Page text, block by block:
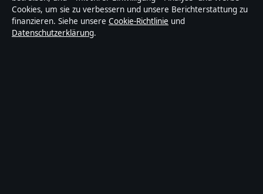
Technik und Gesellschaft in Deutschland. Jeder Artikel
trägt eine Byline, wird von einem Redakteur geprüft
und vor der Veröffentlichung faktengecheckt.
Cookies, um sie zu verbessern und unsere Berichterstattung zu
finanzieren. Siehe unsere Cookie-Richtlinie und
Datenschutzerklärung.